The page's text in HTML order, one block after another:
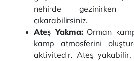
nehirde gezinirken
çıkarabilirsiniz.
Ateş Yakma: Orman
kamp atmosferini
aktivitedir. Ateş yakabilir,